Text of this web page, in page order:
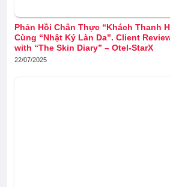
Phản Hồi Chân Thực “Khách Thanh
Cùng “Nhật Ký Làn Da”. Client
with “The Skin Diary” – Otel-StarX
22/07/2025